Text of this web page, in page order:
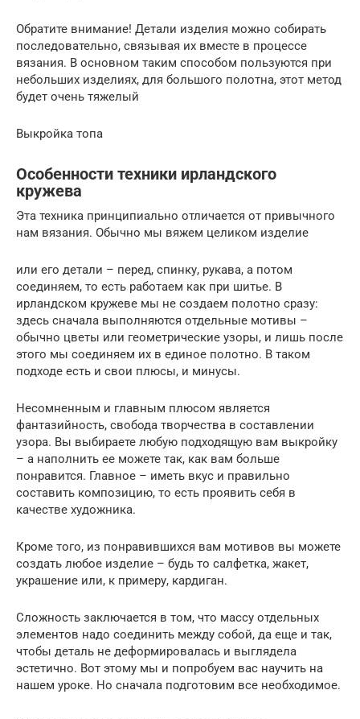
Обратите внимание! Детали изделия можно собирать
последовательно, связывая их вместе в процессе
вязания. В основном таким способом пользуются при
небольших изделиях, для большого полотна, этот метод
будет очень тяжелый
Выкройка топа
Особенности техники ирландского
кружева
Эта техника принципиально отличается от привычного
нам вязания. Обычно мы вяжем целиком изделие
или его детали – перед, спинку, рукава, а потом
соединяем, то есть работаем как при шитье. В
ирландском кружеве мы не создаем полотно сразу:
здесь сначала выполняются отдельные мотивы –
обычно цветы или геометрические узоры, и лишь после
этого мы соединяем их в единое полотно. В таком
подходе есть и свои плюсы, и минусы.
Несомненным и главным плюсом является
фантазийность, свобода творчества в составлении
узора. Вы выбираете любую подходящую вам выкройку
– а наполнить ее можете так, как вам больше
понравится. Главное – иметь вкус и правильно
составить композицию, то есть проявить себя в
качестве художника.
Кроме того, из понравившихся вам мотивов вы можете
создать любое изделие – будь то салфетка, жакет,
украшение или, к примеру, кардиган.
Сложность заключается в том, что массу отдельных
элементов надо соединить между собой, да еще и так,
чтобы деталь не деформировалась и выглядела
эстетично. Вот этому мы и попробуем вас научить на
нашем уроке. Но сначала подготовим все необходимое.